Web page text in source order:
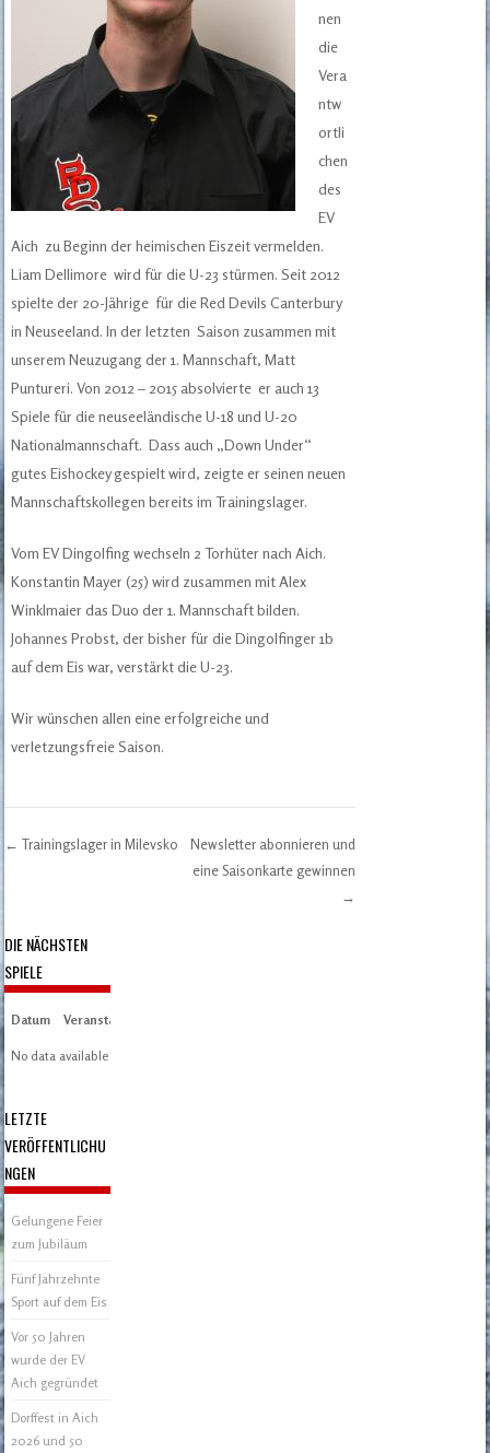
nen
die
Vera
ntw
ortli
chen
des
EV
Aich zu Beginn der heimischen Eiszeit vermelden.
Liam Dellimore wird für die U-23 stürmen. Seit 2012
spielte der 20-Jährige für die Red Devils Canterbury
in Neuseeland. In der letzten Saison zusammen mit
unserem Neuzugang der 1. Mannschaft, Matt
Puntureri. Von 2012 – 2015 absolvierte er auch 13
Spiele für die neuseeländische U-18 und U-20
Nationalmannschaft. Dass auch „Down Under“
gutes Eishockey gespielt wird, zeigte er seinen neuen
Mannschaftskollegen bereits im Trainingslager.
Vom EV Dingolfing wechseln 2 Torhüter nach Aich.
Konstantin Mayer (25) wird zusammen mit Alex
Winklmaier das Duo der 1. Mannschaft bilden.
Johannes Probst, der bisher für die Dingolfinger 1b
auf dem Eis war, verstärkt die U-23.
Wir wünschen allen eine erfolgreiche und
verletzungsfreie Saison.
Post navigation
← Trainingslager in Milevsko
Newsletter abonnieren und
eine Saisonkarte gewinnen
→
DIE NÄCHSTEN
SPIELE
Datum Veranstaltung
No data available in table
LETZTE
VERÖFFENTLICHU
NGEN
Gelungene Feier
zum Jubiläum
Fünf Jahrzehnte
Sport auf dem Eis
Vor 50 Jahren
wurde der EV
Aich gegründet
Dorffest in Aich
2026 und 50